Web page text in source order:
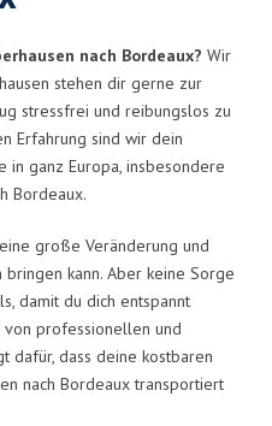
nach Bordeaux? Wir
stehen dir gerne zur
stressfrei und reibungslos zu
Erfahrung sind wir dein
in ganz Europa, insbesondere
Bordeaux.
große Veränderung und
kann. Aber keine Sorge
damit du dich entspannt
von professionellen und
dafür, dass deine kostbaren
nach Bordeaux transportiert